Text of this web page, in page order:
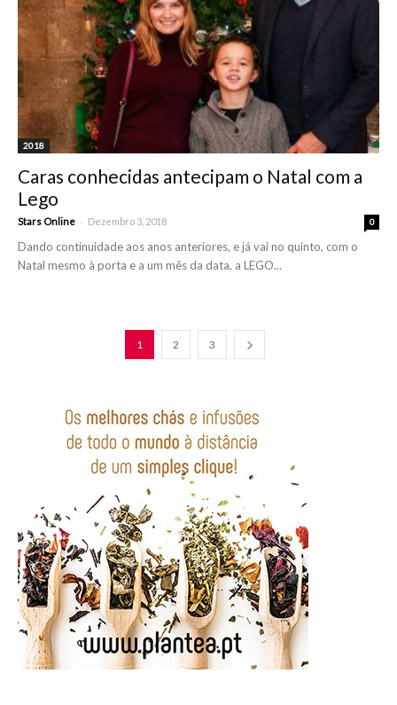
2018
Caras conhecidas antecipam o Natal com a
Lego
Stars Online - Dezembro 3, 2018 0
Dando continuidade aos anos anteriores, e já vai no quinto, com o
Natal mesmo à porta e a um mês da data, a LEGO...
1 2 3